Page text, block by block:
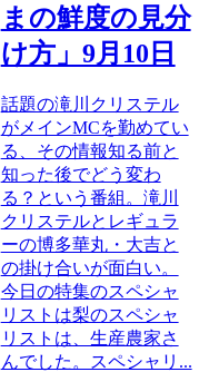
まの鮮度の見分
け方」9月10日
話題の滝川クリステル
がメインMCを勤めてい
る、その情報知る前と
知った後でどう変わ
る？という番組。滝川
クリステルとレギュラ
ーの博多華丸・大吉と
の掛け合いが面白い。
今日の特集のスペシャ
リストは梨のスペシャ
リストは、生産農家さ
んでした。スペシャリ...